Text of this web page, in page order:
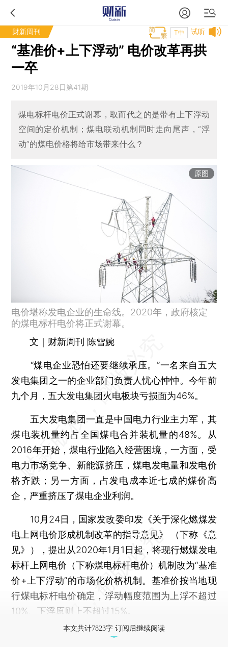
财新周刊 试听
T中
“基准价+上下浮动” 电价改革再拱
一卒
2019年10月28日第41期
煤电标杆电价正式谢幕，取而代之的是带有上下浮动
空间的定价机制；煤电联动机制同时走向尾声，“浮
动”的煤电价格将给市场带来什么？
原图
电价堪称发电企业的生命线。2020年，政府核定
的煤电标杆电价将正式谢幕。
文｜财新周刊 陈雪婉
“煤电企业恐怕还要继续承压。”一名来自五大
发电集团之一的企业部门负责人忧心忡忡。今年前
九个月，五大发电集团火电板块亏损面为46%。
五大发电集团一直是中国电力行业主力军，其
煤电装机量约占全国煤电合并装机量的48%。从
2016年开始，煤电行业陷入经营困境，一方面，受
电力市场竞争、新能源挤压，煤电发电量和发电价
格齐跌；另一方面，占发电成本近七成的煤价高
企，严重挤压了煤电企业利润。
10月24日，国家发改委印发《关于深化燃煤发
电上网电价形成机制改革的指导意见》 （下称《意
见》），提出从2020年1月1日起，将现行燃煤发电
标杆上网电价（下称煤电标杆电价）机制改为“基准
价+上下浮动”的市场化价格机制。基准价按当地现
行煤电标杆电价确定，浮动幅度范围为上浮不超过
10%、下浮原则上不超过15%。
本文共计7823字 订阅后继续阅读